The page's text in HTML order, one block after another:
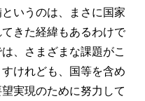
いうのは、まさに国家
きた経緯もあるわけで
、さまざまな課題がこ
けれども、国等を含め
実現のために努力して